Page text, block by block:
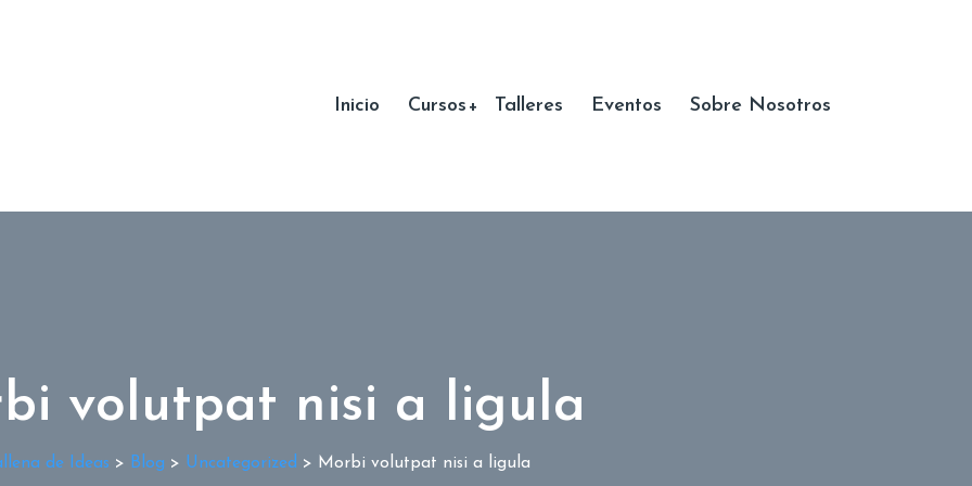
Inicio Cursos Talleres Eventos Sobre Nosotros
volutpat nisi a ligula
de Ideas > Blog > Uncategorized > Morbi volutpat nisi a ligula